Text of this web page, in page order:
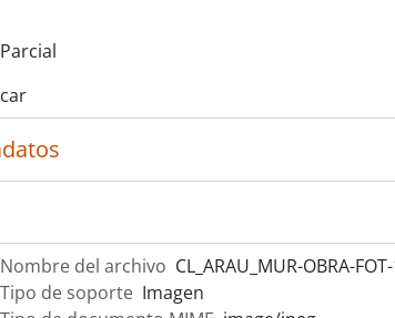
Parcial
car
Nombre del archivo CL_ARAU_MUR-OBRA-
Tipo de soporte Imagen